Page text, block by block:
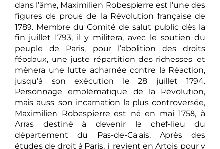
dans l’âme, Maximilien Robespierre est l’une des
figures de proue de la Révolution française de
1789. Membre du Comité de salut public dès la
fin juillet 1793, il y militera, avec le soutien du
peuple de Paris, pour l’abolition des droits
féodaux, une juste répartition des richesses, et
mènera une lutte acharnée contre la Réaction,
jusqu’à son exécution le 28 juillet 1794.
Personnage emblématique de la Révolution,
mais aussi son incarnation la plus controversée,
Maximilien Robespierre est né en mai 1758, à
Arras destiné à devenir le chef-lieu du
département du Pas-de-Calais. Après des
études de droit à Paris, il revient en Artois pour y